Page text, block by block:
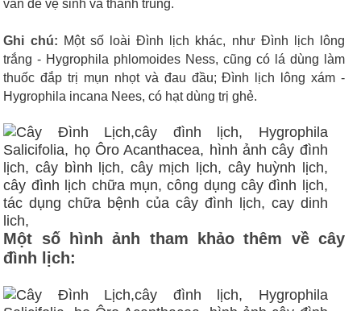
vấn đề vệ sinh và thanh trùng.
Ghi chú: Một số loài Đình lịch khác, như Đình lịch lông
trắng - Hygrophila phlomoides Ness, cũng có lá dùng làm
thuốc đắp trị mụn nhọt và đau đầu; Đình lịch lông xám -
Hygrophila incana Nees, có hạt dùng trị ghẻ.
Một số hình ảnh tham khảo thêm về cây
đình lịch: